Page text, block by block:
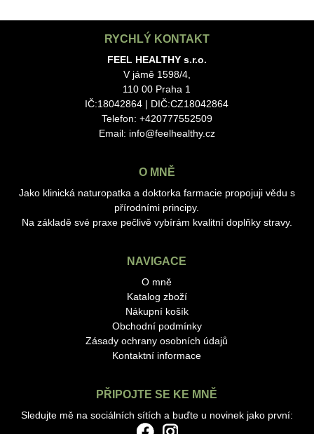
RYCHLÝ KONTAKT
FEEL HEALTHY s.r.o.
V jámě 1598/4,
110 00 Praha 1
IČ:18042864 | DIČ:CZ18042864
Telefon: +420777552509
Email: info@feelhealthy.cz
O MNĚ
Jako klinická naturopatka a doktorka farmacie propojuji vědu s
přírodními principy.
Na základě své praxe pečlivě vybírám kvalitní doplňky stravy.
NAVIGACE
O mně
Katalog zboží
Nákupní košík
Obchodní podmínky
Zásady ochrany osobních údajů
Kontaktní informace
PŘIPOJTE SE KE MNĚ
Sledujte mě na sociálních sítích a buďte u novinek jako první: